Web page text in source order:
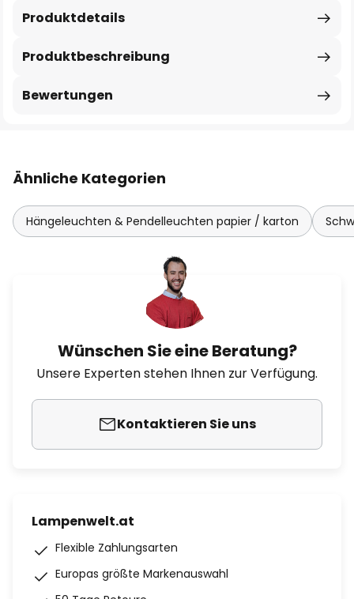
Produktbeschreibung
Produktdetails
Bewertungen
Ähnliche Kategorien
Hängeleuchten & Pendelleuchten papier / karton
Wünschen Sie eine Beratung?
Unsere Experten stehen Ihnen zur Verfügung.
Kontaktieren Sie uns
Lampenwelt.at
Flexible Zahlungsarten
Europas größte Markenauswahl